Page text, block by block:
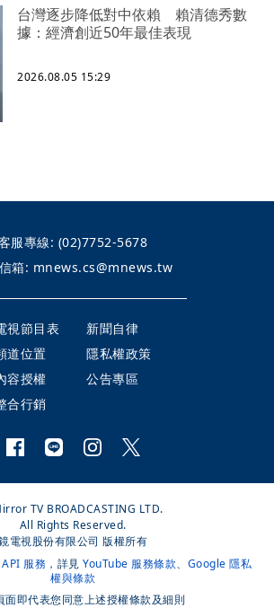
台灣逐步降低對中依賴 賴清德秀數
據：經濟創近50年最佳表現
2026.08.05 15:29
服專線: (02)7752-5678
箱: mnews.cs@mnews.tw
視節目表
新聞自律
道位置
隱私權政策
容授權
公告專區
合行銷
TV BROADCASTING LTD.
All Rights Reserved.
電視股份有限公司 版權所有
服務 ，詳見 YouTube 服務條款、 Google 隱私
權與條款
面即代表您同意上述授權條款及細則